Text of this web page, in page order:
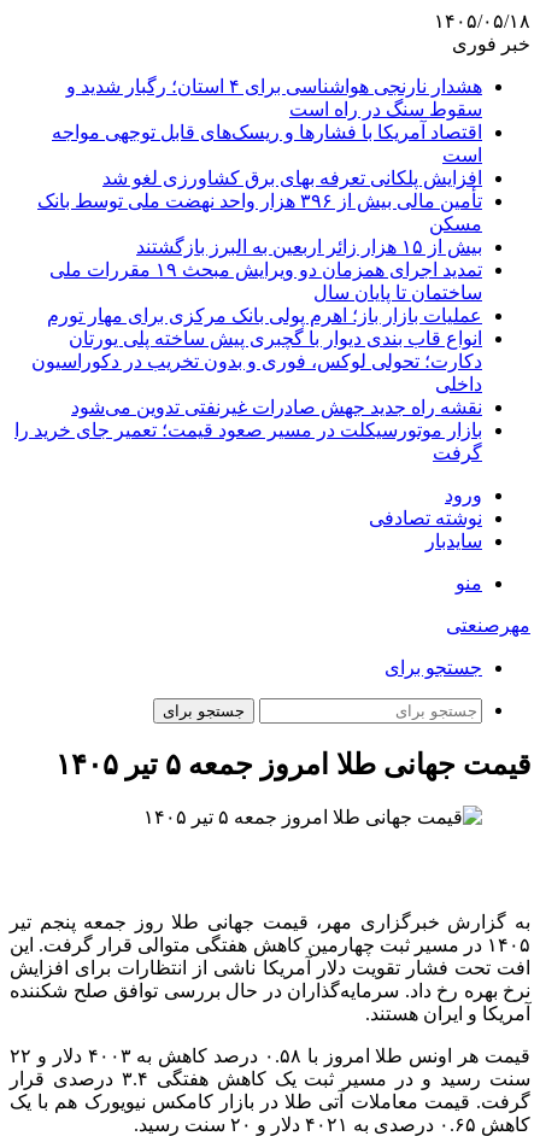
۱۴۰۵/۰۵/۱۸
خبر فوری
هشدار نارنجی هواشناسی برای ۴ استان؛ رگبار شدید و
سقوط سنگ در راه است
اقتصاد آمریکا با فشارها و ریسک‌های قابل توجهی مواجه
است
افزایش پلکانی تعرفه بهای برق کشاورزی لغو شد
تأمین مالی بیش از ۳۹۶ هزار واحد نهضت ملی توسط بانک
مسکن
بیش از ۱۵ هزار زائر اربعین به البرز بازگشتند
تمدید اجرای همزمان دو ویرایش مبحث ۱۹ مقررات ملی
ساختمان تا پایان سال
عملیات بازار باز؛ اهرم پولی بانک مرکزی برای مهار تورم
انواع قاب بندی دیوار با گچبری پیش ساخته پلی یورتان
دکارت؛ تحولی لوکس، فوری و بدون تخریب در دکوراسیون
داخلی
نقشه راه جدید جهش صادرات غیرنفتی تدوین می‌شود
بازار موتورسیکلت در مسیر صعود قیمت؛ تعمیر جای خرید را
گرفت
ورود
نوشته تصادفی
سایدبار
منو
مهرصنعتی
جستجو برای
جستجو برای
قیمت جهانی طلا امروز جمعه ۵ تیر ۱۴۰۵
به گزارش خبرگزاری مهر، قیمت جهانی طلا روز جمعه پنجم تیر
۱۴۰۵ در مسیر ثبت چهارمین کاهش هفتگی متوالی قرار گرفت. این
افت تحت فشار تقویت دلار آمریکا ناشی از انتظارات برای افزایش
نرخ بهره رخ داد. سرمایه‌گذاران در حال بررسی توافق صلح شکننده
آمریکا و ایران هستند.
قیمت هر اونس طلا امروز با ۰.۵۸ درصد کاهش به ۴۰۰۳ دلار و ۲۲
سنت رسید و در مسیر ثبت یک کاهش هفتگی ۳.۴ درصدی قرار
گرفت. قیمت معاملات آتی طلا در بازار کامکس نیویورک هم با یک
کاهش ۰.۶۵ درصدی به ۴۰۲۱ دلار و ۲۰ سنت رسید.